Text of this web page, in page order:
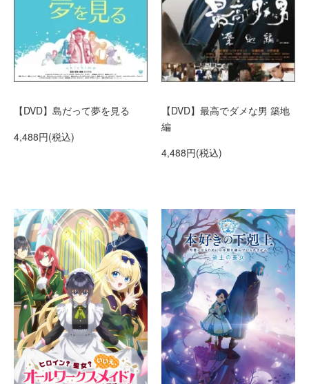
【DVD】島だって夢を見る
4,488円(税込)
【DVD】最高でダメな男 築地
編
4,488円(税込)